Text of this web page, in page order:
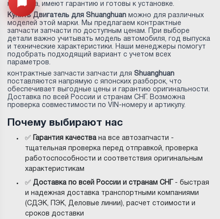
Открыть меню
качества, имеют гарантию и готовы к установке.
Купить Двигатель для Shuanghuan можно для различных
моделей этой марки. Мы предлагаем контрактные
запчасти запчасти по доступным ценам. При выборе
детали важно учитывать модель автомобиля, год выпуска
и технические характеристики. Наши менеджеры помогут
подобрать подходящий вариант с учетом всех
параметров.
контрактные запчасти запчасти для Shuanghuan
поставляются напрямую с японских разборок, что
обеспечивает выгодные цены и гарантию оригинальности.
Доставка по всей России и странам СНГ. Возможна
проверка совместимости по VIN-номеру и артикулу.
Почему выбирают нас
✅ Гарантия качествана все автозапчасти -
тщательная проверка перед отправкой, проверка
работоспособности и соответствия оригинальным
характеристикам
✅Доставка по всей России и странам СНГ
- быстрая
и надежная доставка транспортными компаниями
(СДЭК, ПЭК, Деловые линии), расчет стоимости и
сроков доставки